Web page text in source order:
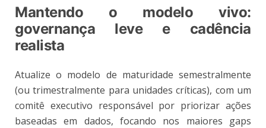
Mantendo o modelo vivo:
governança leve e cadência
realista
Atualize o modelo de maturidade semestralmente
(ou trimestralmente para unidades críticas), com um
comitê executivo responsável por priorizar ações
baseadas em dados, focando nos maiores gaps